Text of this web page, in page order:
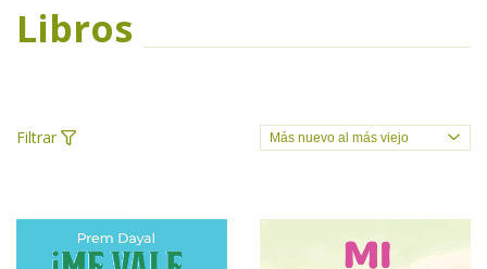
Libros
Filtrar